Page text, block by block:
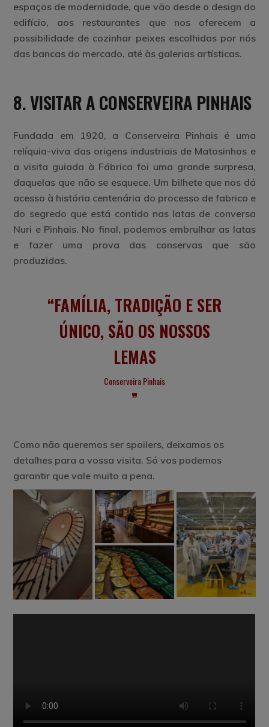
espaços de modernidade, que vão desde o design do
edifício, aos restaurantes que nos oferecem a
possibilidade de cozinhar peixes escolhidos por nós
das bancas do mercado, até às galerias artísticas.
8. VISITAR A CONSERVEIRA PINHAIS
Fundada em 1920, a Conserveira Pinhais é uma
relíquia-viva das origens industriais de Matosinhos e
a visita guiada à Fábrica foi uma grande surpresa,
daquelas que não se esquece. Um bilhete que nos dá
acesso à história centenária do processo de fabrico e
do segredo que está contido nas latas de conversa
Nuri e Pinhais. No final, podemos embrulhar as latas
e fazer uma prova das conservas que são
produzidas.
FAMÍLIA, TRADIÇÃO E SER
ÚNICO, SÃO OS NOSSOS
LEMAS
Conserveira Pinhais
Como não queremos ser spoilers, deixamos os
detalhes para a vossa visita. Só vos podemos
garantir que vale muito a pena.